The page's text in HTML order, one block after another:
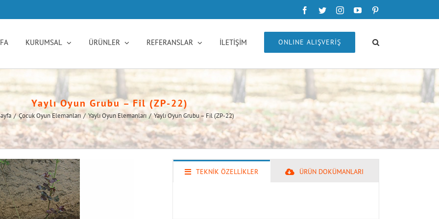
Facebook
TwitterInstagramYouTube
KURUMSAL ÜRÜNLER REFERANSLAR İLETİŞİM ONLINE ALIŞVERİŞ
Yaylı Oyun Grubu – Fil (ZP-22)
/ Çocuk Oyun Elemanları / Yaylı Oyun Elemanları / Yaylı Oyun Grubu – Fil (ZP-22)
TEKNİK ÖZELLİKLER ÜRÜN DOKÜMANLARI